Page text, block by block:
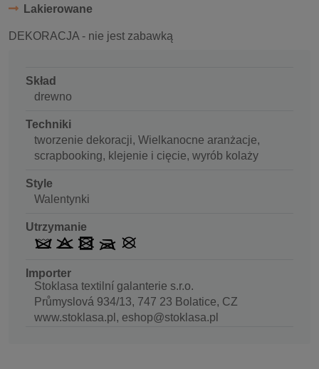
Lakierowane
DEKORACJA - nie jest zabawką
Skład
drewno
Techniki
tworzenie dekoracji, Wielkanocne aranżacje,
scrapbooking, klejenie i cięcie, wyrób kolaży
Style
Walentynki
Utrzymanie
Importer
Stoklasa textilní galanterie s.r.o.
Průmyslová 934/13, 747 23 Bolatice, CZ
www.stoklasa.pl, eshop@stoklasa.pl